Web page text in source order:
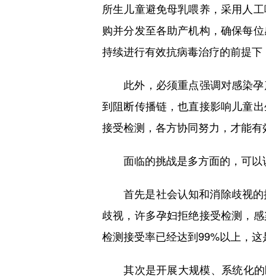
所生儿童避免母乳喂养，采用人
购并分发至各助产机构，确保每
持续进行有效抗病毒治疗的前提
此外，必须重点强调对感染孕
到阻断传播链，也直接影响儿童
接受检测，各方协同努力，才能
面临的挑战是多方面的，可以
首先是社会认知和消除歧视的
歧视，许多孕妇拒绝接受检测，
检测接受率已经达到99%以上，
其次是开展大规模、系统化的